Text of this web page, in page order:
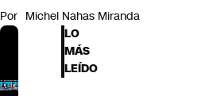
Por Michel Nahas Miranda
LO
MÁS
LEÍDO